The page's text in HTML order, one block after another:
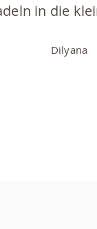
in die
Dilyana